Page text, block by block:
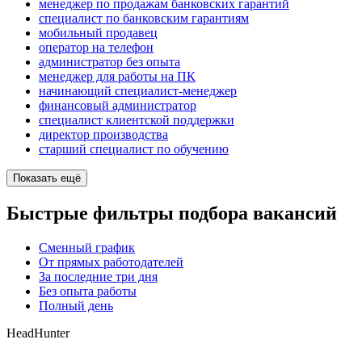
менеджер по продажам банковских гарантий
специалист по банковским гарантиям
мобильный продавец
опeрaтoр нa тeлeфoн
администратор без опыта
менеджер для работы на ПК
начинающий специалист-менеджер
финансовый администратор
специалист клиентской поддержки
директор производства
старший специалист по обучению
Показать ещё
Быстрые фильтры подбора вакансий
Сменный график
От прямых работодателей
За последние три дня
Без опыта работы
Полный день
HeadHunter